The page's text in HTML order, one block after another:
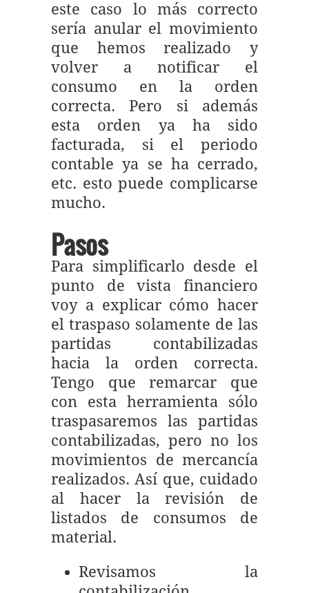
este caso lo más correcto
sería anular el movimiento
que hemos realizado y
volver a notificar el
consumo en la orden
correcta. Pero si además
esta orden ya ha sido
facturada, si el periodo
contable ya se ha cerrado,
etc. esto puede complicarse
mucho.
Pasos
Para simplificarlo desde el
punto de vista financiero
voy a explicar cómo hacer
el traspaso solamente de las
partidas contabilizadas
hacia la orden correcta.
Tengo que remarcar que
con esta herramienta sólo
traspasaremos las partidas
contabilizadas, pero no los
movimientos de mercancía
realizados. Así que, cuidado
al hacer la revisión de
listados de consumos de
material.
Revisamos la